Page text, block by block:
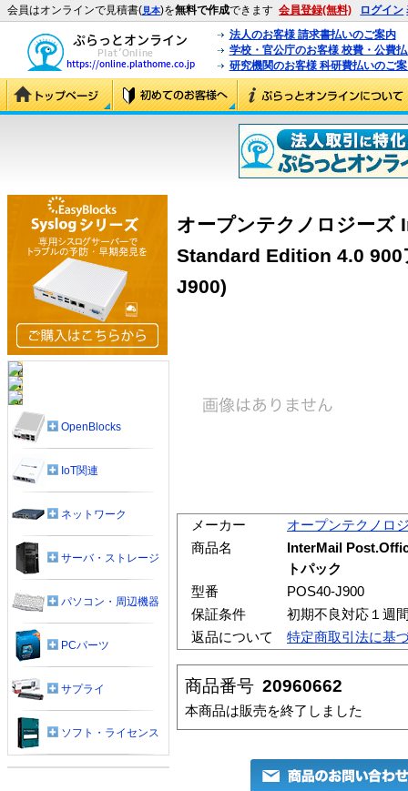
会員はオンラインで見積書(見本)を無料で作成できます 会員登録(無料) ログイン
法人のお客様 請求書払いのご案内
学校・官公庁のお客様 校費・公費
研究機関のお客様 科研費払いのご
オープンテクノロジー
Standard Edition 4.0 900
J900)
メーカー
オープンテクノロ
商品名
InterMail
トパック
型番
POS40-J900
保証条件
初期不良対応１週
返品について
特定商取引法に基
商品番号 20960662
本商品は販売を終了しました
OpenBlocks
IoT関連
ネットワーク
サーバ・ストレージ
パソコン・周辺機器
PCパーツ
サプライ
ソフト・ライセンス